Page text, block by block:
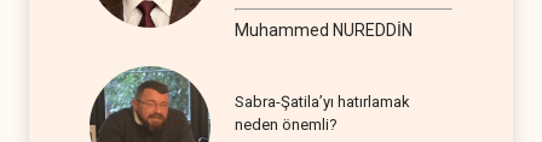
seyir
Muhammed NUREDDİN
Sabra-Şatila’yı hatırlamak
neden önemli?